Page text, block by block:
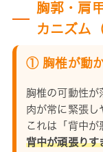
胸郭・肩
カニズム
① 胸椎が動か
胸椎の可動性が
肉が常に緊張し
これは「背中が
背中が頑張りす